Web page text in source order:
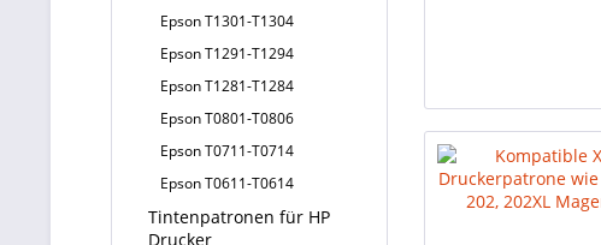
Epson T1301-T1304
Epson T1291-T1294
Epson T1281-T1284
Epson T0801-T0806
Epson T0711-T0714
Epson T0611-T0614
Tintenpatronen für HP
Drucker